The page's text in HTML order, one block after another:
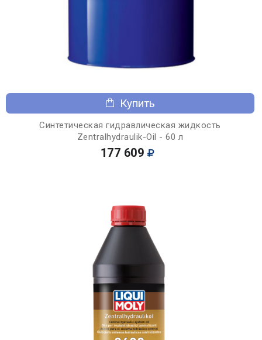
Купить
Синтетическая гидравлическая жидкость
Zentralhydraulik-Oil - 60 л
177 609